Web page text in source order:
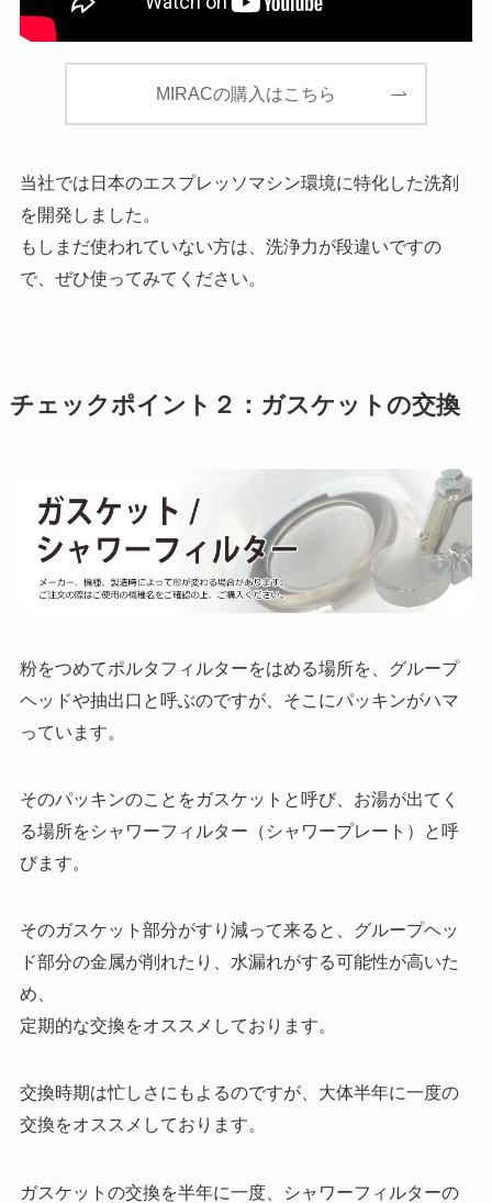
MIRACの購入はこちら
当社では日本のエスプレッソマシン環境に特化した洗剤
を開発しました。
もしまだ使われていない方は、洗浄力が段違いですの
で、ぜひ使ってみてください。
チェックポイント２：ガスケットの交換
粉をつめてポルタフィルターをはめる場所を、グループ
ヘッドや抽出口と呼ぶのですが、そこにパッキンがハマ
っています。
そのパッキンのことをガスケットと呼び、お湯が出てく
る場所をシャワーフィルター（シャワープレート）と呼
びます。
そのガスケット部分がすり減って来ると、グループヘッ
ド部分の金属が削れたり、水漏れがする可能性が高いた
め、
定期的な交換をオススメしております。
交換時期は忙しさにもよるのですが、大体半年に一度の
交換をオススメしております。
ガスケットの交換を半年に一度、シャワーフィルターの